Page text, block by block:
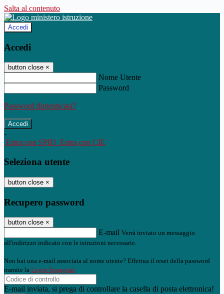
Salta al contenuto
Accedi
Accedi
button close ×
Nome Utente
Password
Password dimenticata?
-
Entra con SPID Entra con CIE
Seleziona utente
button close ×
Recupero password
button close ×
E-mail Verrà inviato un messaggio
all'indirizzo indicato con le istruzioni necessarie.
Non hai una e-mail associata al nome utente? Effettua il reset della password
tramite la Login Spaggiari
E-mail inviata, si prega di controllare la casella di posta elettronica!